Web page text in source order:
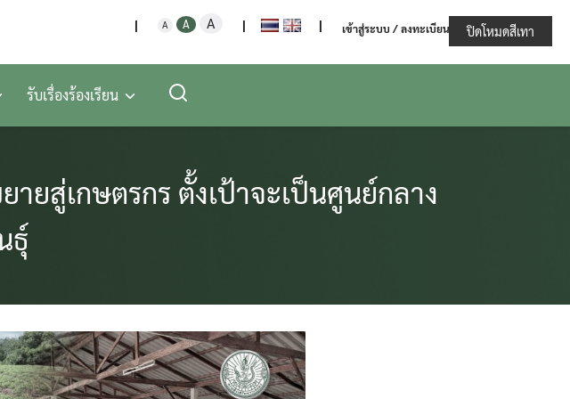
สริมการเกษตร กระทรวงเกษตรและสหกรณ์
A Decrease
fontAReset
font
A Increase
| | เข้าสู่ระบบ / ลงทะเบียน
รับเรื่องร้องเรียน
ยสู่เกษตรกร ตั้งเป้าจะเป็นศูนย์กลาง
ธุ์
ปิดโหมดสีเทา